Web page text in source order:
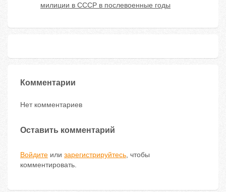
милиции в СССР в послевоенные годы
Комментарии
Нет комментариев
Оставить комментарий
Войдите или зарегистрируйтесь, чтобы
комментировать.